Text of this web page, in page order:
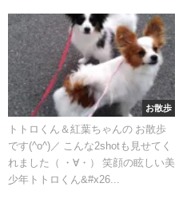
お散歩
トトロくん＆紅葉ちゃんの お散歩
です(^o^)／ こんな2shotも見せてく
れました（ ・∀・） 笑顔の眩しい美
少年トトロくん&#x26...